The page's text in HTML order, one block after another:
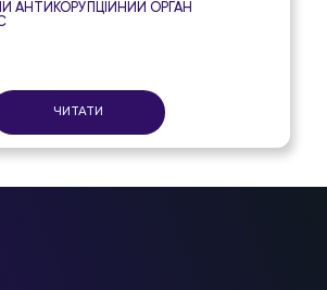
АНТИКОРУПЦІЙНИЙ ОРГАН
ЧИТАТИ